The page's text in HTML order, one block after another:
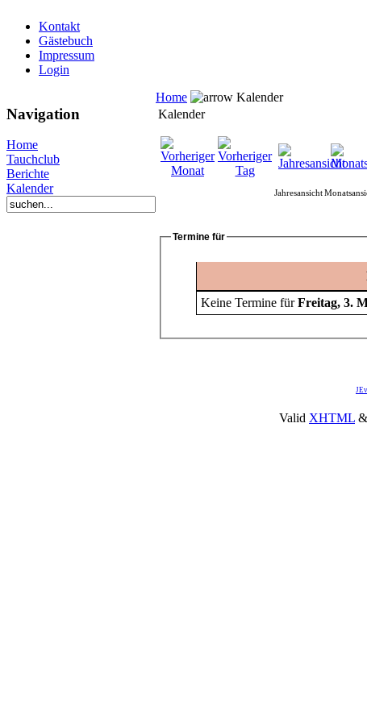
Kontakt
Gästebuch
Impressum
Login
Navigation
Home
Tauchclub
Berichte
Kalender
Home
Kalender
Kalender
Jahresansicht
Termine für
Keine Termine fürFreitag, 3.
Valid XHTML &